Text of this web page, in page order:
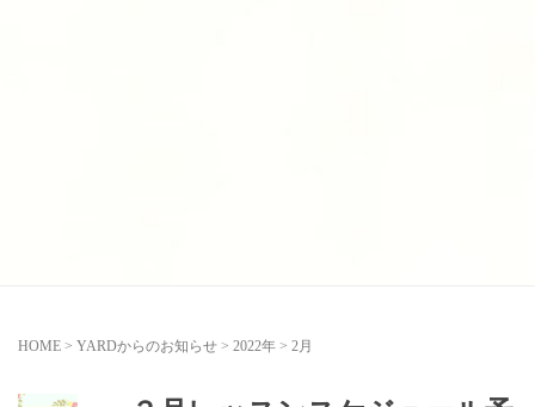
HOME > YARDからのお知らせ > 2022年 > 2月